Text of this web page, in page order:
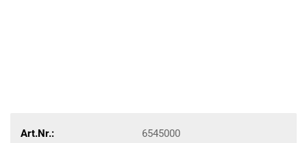
Art.Nr.:
6545000